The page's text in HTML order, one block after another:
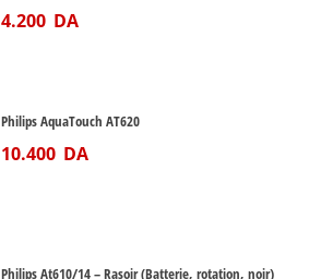
4.200 DA
Philips AquaTouch AT620
10.400 DA
Philips At610/14 – Rasoir (Batterie, rotation, noir)